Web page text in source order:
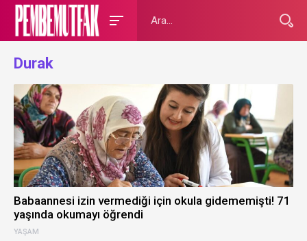
Durak
YAŞAM
Babaannesi izin vermediği için okula gidememişti! 71
yaşında okumayı öğrendi